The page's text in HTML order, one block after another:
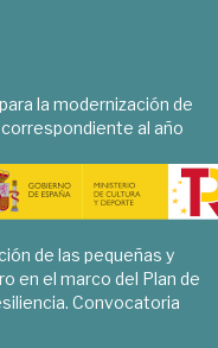
la modernización de
al año
de las pequeñas y
en el marco del Plan de
Convocatoria